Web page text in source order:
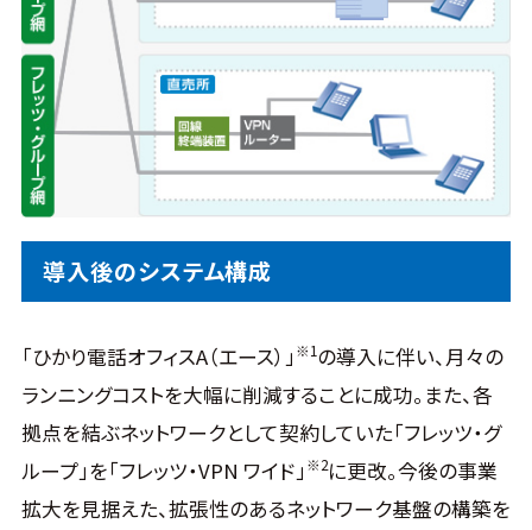
導入後のシステム構成
「ひかり電話オフィスA（エース）」 ※1の導入に伴い、月々の
ランニングコストを大幅に削減することに成功。また、各
拠点を結ぶネットワークとして契約していた「フレッツ・グ
ループ」を「フレッツ・VPN ワイド」 ※2に更改。今後の事業
拡大を見据えた、拡張性のあるネットワーク基盤の構築を